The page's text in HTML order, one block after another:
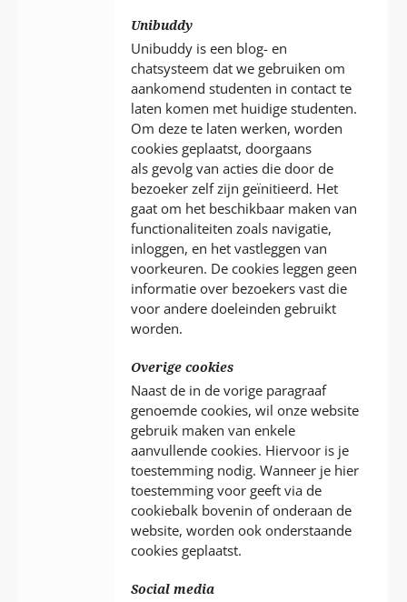
Unibuddy
Unibuddy is een blog- en
chatsysteem dat we gebruiken om
aankomend studenten in contact te
laten komen met huidige studenten.
Om deze te laten werken, worden
cookies geplaatst, doorgaans
als gevolg van acties die door de
bezoeker zelf zijn geïnitieerd. Het
gaat om het beschikbaar maken van
functionaliteiten zoals navigatie,
inloggen, en het vastleggen van
voorkeuren. De cookies leggen geen
informatie over bezoekers vast die
voor andere doeleinden gebruikt
worden.
Overige cookies
Naast de in de vorige paragraaf
genoemde cookies, wil onze website
gebruik maken van enkele
aanvullende cookies. Hiervoor is je
toestemming nodig. Wanneer je hier
toestemming voor geeft via de
cookiebalk bovenin of onderaan de
website, worden ook onderstaande
cookies geplaatst.
Social media